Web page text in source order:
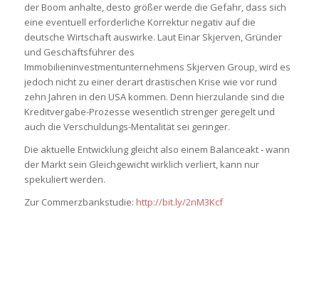
der Boom anhalte, desto größer werde die Gefahr, dass sich
eine eventuell erforderliche Korrektur negativ auf die
deutsche Wirtschaft auswirke. Laut Einar Skjerven, Gründer
und Geschäftsführer des
Immobilieninvestmentunternehmens Skjerven Group, wird es
jedoch nicht zu einer derart drastischen Krise wie vor rund
zehn Jahren in den USA kommen. Denn hierzulande sind die
Kreditvergabe-Prozesse wesentlich strenger geregelt und
auch die Verschuldungs-Mentalität sei geringer.
Die aktuelle Entwicklung gleicht also einem Balanceakt ‑ wann
der Markt sein Gleichgewicht wirklich verliert, kann nur
spekuliert werden.
Zur Commerzbankstudie: http://bit.ly/2nM3Kcf